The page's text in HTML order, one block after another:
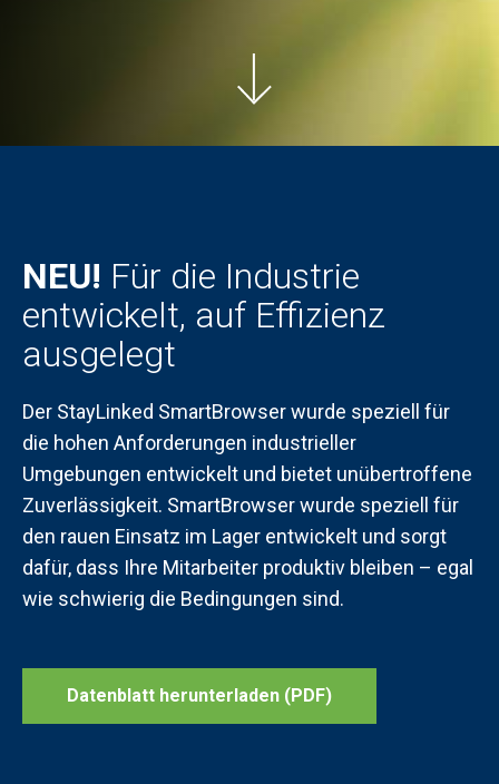
NEU! Für die Industrie
entwickelt, auf Effizienz
ausgelegt
Der StayLinked SmartBrowser wurde speziell für
die hohen Anforderungen industrieller
Umgebungen entwickelt und bietet unübertroffene
Zuverlässigkeit. SmartBrowser wurde speziell für
den rauen Einsatz im Lager entwickelt und sorgt
dafür, dass Ihre Mitarbeiter produktiv bleiben – egal
wie schwierig die Bedingungen sind.
Datenblatt herunterladen (PDF)